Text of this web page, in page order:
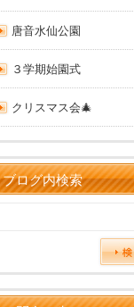
唐音水仙公園
３学期始園式
クリスマス会🎄
ブログ内検索